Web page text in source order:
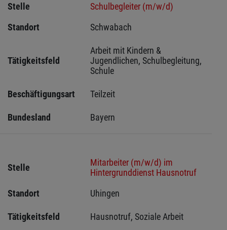
Stelle
Schulbegleiter (m/w/d)
Standort
Schwabach
Tätigkeitsfeld
Arbeit mit Kindern &
Jugendlichen, Schulbegleitung,
Schule
Beschäftigungsart Teilzeit
Bundesland Bayern
Stelle
Mitarbeiter (m/w/d) im
Hintergrunddienst Hausnotruf
Standort
Uhingen
Tätigkeitsfeld Hausnotruf, Soziale Arbeit